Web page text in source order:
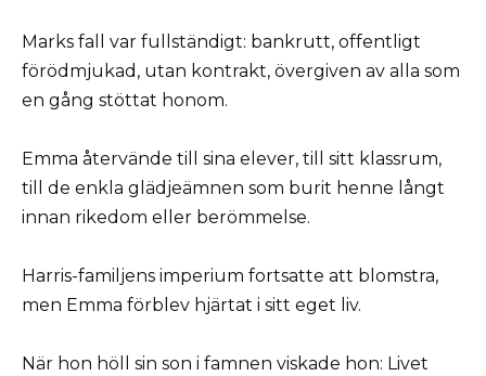
Marks fall var fullständigt: bankrutt, offentligt
förödmjukad, utan kontrakt, övergiven av alla som
en gång stöttat honom.
Emma återvände till sina elever, till sitt klassrum,
till de enkla glädjeämnen som burit henne långt
innan rikedom eller berömmelse.
Harris-familjens imperium fortsatte att blomstra,
men Emma förblev hjärtat i sitt eget liv.
När hon höll sin son i famnen viskade hon: Livet